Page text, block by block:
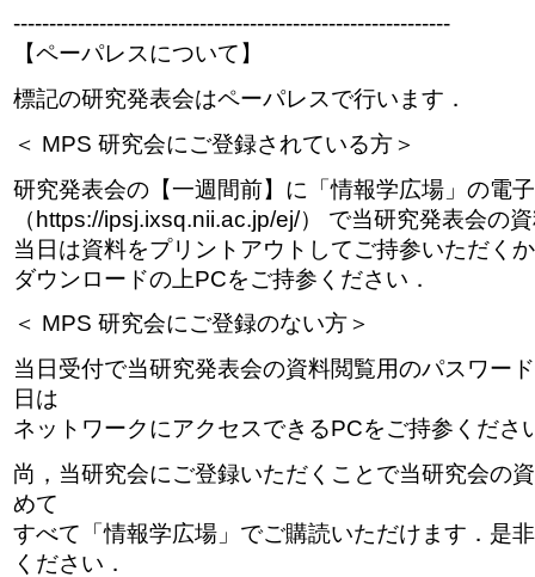
-------------------------------------------------------------
【ペーパレスについて】
標記の研究発表会はペーパレスで行います．
＜ MPS 研究会にご登録されている方＞
研究発表会の【一週間前】に「情報学広場」の電
（https://ipsj.ixsq.nii.ac.jp/ej/） で当研究発表会の
当日は資料をプリントアウトしてご持参いただく
ダウンロードの上PCをご持参ください．
＜ MPS 研究会にご登録のない方＞
当日受付で当研究発表会の資料閲覧用のパスワー
日は
ネットワークにアクセスできるPCをご持参くださ
尚，当研究会にご登録いただくことで当研究会の
めて
すべて「情報学広場」でご購読いただけます．是
ください．